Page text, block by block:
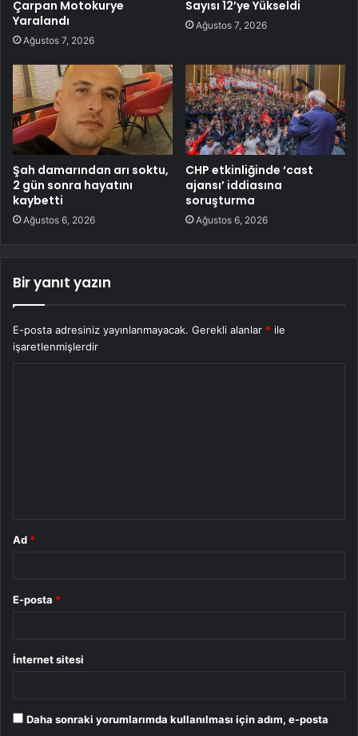
Çarpan Motokurye
Yaralandı
Ağustos 7, 2026
Sayısı 12’ye Yükseldi
Ağustos 7, 2026
Şah damarından arı soktu,
2 gün sonra hayatını
kaybetti
Ağustos 6, 2026
CHP etkinliğinde ‘cast
ajansı’ iddiasına
soruşturma
Ağustos 6, 2026
Bir yanıt yazın
E-posta adresiniz yayınlanmayacak. Gerekli alanlar * ile
işaretlenmişlerdir
Ad *
E-posta *
İnternet sitesi
Daha sonraki yorumlarımda kullanılması için adım, e-posta